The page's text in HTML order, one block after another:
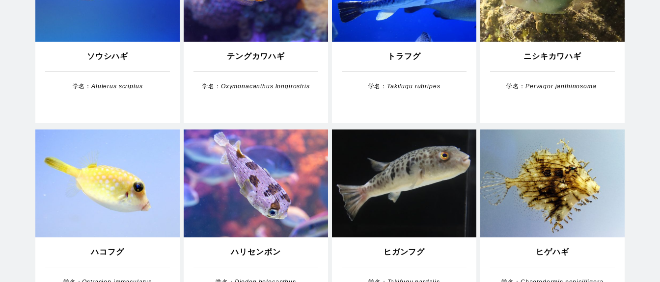
ソウシハギ
学名：Aluterus scriptus
テングカワハギ
学名： Oxymonacanthus longirostris
トラフグ
学名： Takifugu rubripes
ニシキカワハギ
学名：Pervagor janthinosoma
ハコフグ ハリセンボン ヒガンフグ ヒゲハギ